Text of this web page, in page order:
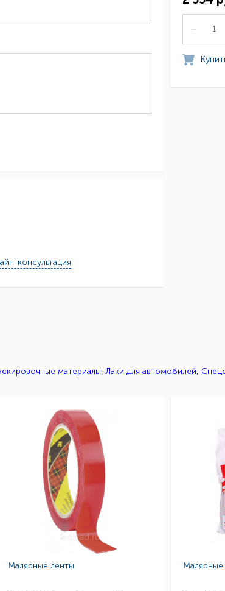
консультация
–
материалы,Лаки для автомобилей,
Малярные ленты Малярные